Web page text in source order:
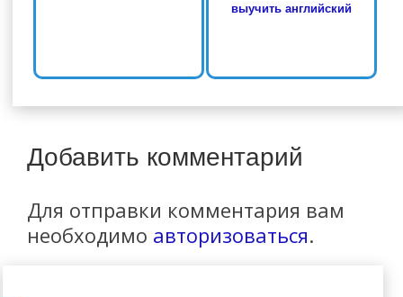
выучить английский
Добавить комментарий
Для отправки комментария вам
необходимо авторизоваться.